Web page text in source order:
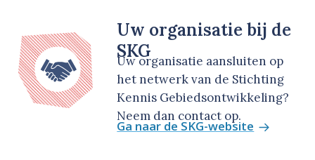
Uw organisatie bij de
SKG
Uw organisatie aansluiten op
het netwerk van de Stichting
Kennis Gebiedsontwikkeling?
Neem dan contact op.
Ga naar de SKG-website